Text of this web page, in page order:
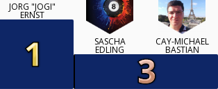
JÖRG "JOGI"
ERNST
SASCHA
EDLING
CAY-MICHAEL
BASTIAN